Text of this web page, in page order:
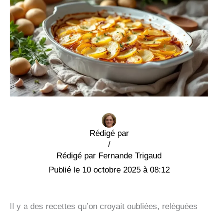
Rédigé par
Fernande Trigaud
/
10 octobre 2025 à 08:12
Il y a des recettes qu’on croyait oubliées, reléguées